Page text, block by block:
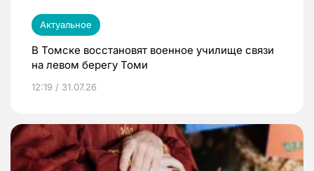
Актуальное
В Томске восстановят военное училище связи
на левом берегу Томи
12:19 / 31.07.26